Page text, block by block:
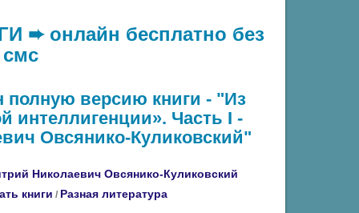
➨ онлайн бесплатно без
смс
полную версию книги - "Из
интеллигенции». Часть I -
Овсянико-Куликовский"
Николаевич Овсянико-Куликовский
книги / Разная литература